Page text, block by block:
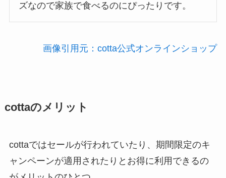
ズなので家族で食べるのにぴったりです。
画像引用元：cotta公式オンラインショップ
cottaのメリット
cottaではセールが行われていたり、期間限定のキ
ャンペーンが適用されたりとお得に利用できるの